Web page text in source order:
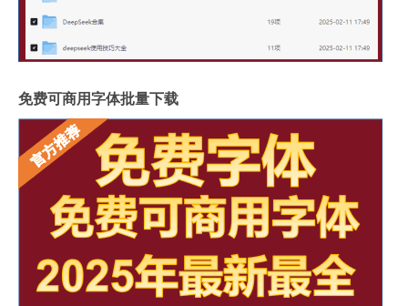
免费可商用字体批量下载